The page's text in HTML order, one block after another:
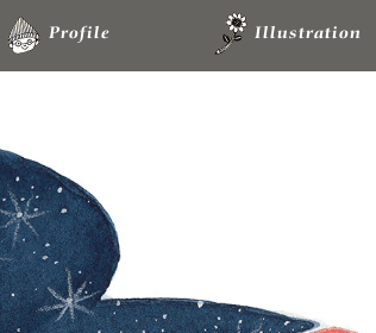
Profile Illustration